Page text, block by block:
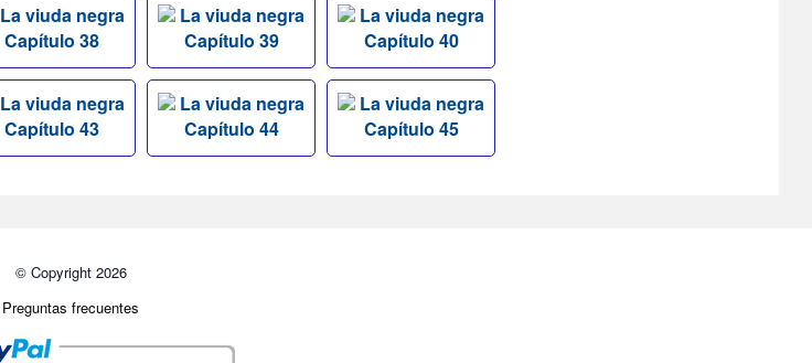
La viuda negra
Capítulo 38
La viuda negra
Capítulo 39
La viuda negra
Capítulo 40
La viuda negra
Capítulo 43
La viuda negra
Capítulo 44
La viuda negra
Capítulo 45
© Copyright 2026
Preguntas frecuentes